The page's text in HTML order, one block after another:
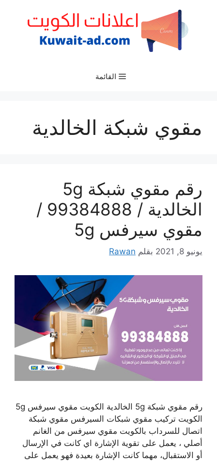
القائمة
مقوي شبكة الخالدية
رقم مقوي شبكة 5g
الخالدية / 99384888 /
مقوي سيرفس 5g
يونيو 8, 2021 بقلم Rawan
رقم مقوي شبكة 5g الخالدية الكويت مقوي سيرفس 5g
الكويت تركيب مقوي شبكات السيرفس مقوي شبكة
اتصال للسرداب بالكويت مقوي سيرفس من الغانم
أصلي ، يعمل على تقوية الإشارة اي كانت في الإرسال
أو الاستقبال، مهما كانت الإشارة بعيدة فهو يعمل على